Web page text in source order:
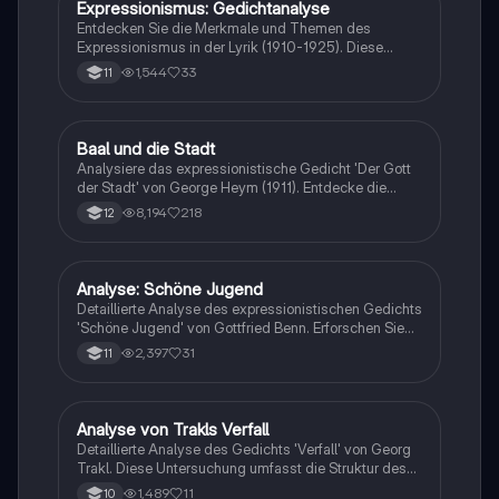
Nähe verdeutlichen. Ideal für Schüler und
Studierende, die sich mit moderner Lyrik und
Gedichtinterpretation beschäftigen.
Deutsch
Expressionismus: Gedichtanalyse
Entdecken Sie die Merkmale und Themen des
Expressionismus in der Lyrik (1910-1925). Diese
Analyse behandelt zentrale Aspekte wie die 'Gott ist
tot'-Philosophie, Großstadtlyrik, und die sprachlichen
Literaturwissenschaft.
11 1,544 33
Deutsch
Baal und die Stadt
Analysiere das expressionistische Gedicht 'Der Gott
der Stadt' von George Heym (1911). Entdecke die
Darstellung des zornigen Gottes Baal, der über die
Stadt herrscht, und die apokalyptischen Elemente, die
Mittel und die thematische Tiefe des Gedichts. Ideal
für Studierende der Literaturwissenschaft.
12 8,194 218
Deutsch
Analyse: Schöne Jugend
Detaillierte Analyse des expressionistischen Gedichts
'Schöne Jugend' von Gottfried Benn. Erforschen Sie
die Themen der Obduktion, die Ästhetik des
Hässlichen und die Darstellung des Todes. Diese
werden. Ideal für Studierende der
Literaturwissenschaft.
11 2,397 31
Deutsch
Analyse von Trakls Verfall
Detaillierte Analyse des Gedichts 'Verfall' von Georg
Trakl. Diese Untersuchung umfasst die Struktur des
Sonetts, die Verwendung von Metaphern, die
10 1,489 11